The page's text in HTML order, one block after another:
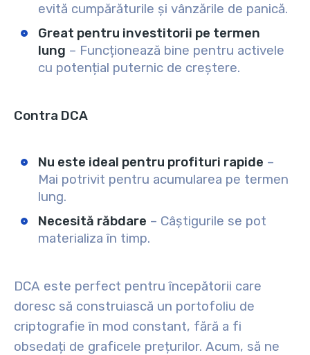
evită cumpărăturile și vânzările de panică.
Great pentru investitorii pe termen
lung – Funcționează bine pentru activele
cu potențial puternic de creștere.
Contra DCA
Nu este ideal pentru profituri rapide –
Mai potrivit pentru acumularea pe termen
lung.
Necesită răbdare – Câștigurile se pot
materializa în timp.
DCA este perfect pentru începătorii care
doresc să construiască un portofoliu de
criptografie în mod constant, fără a fi
obsedați de graficele prețurilor. Acum, să ne